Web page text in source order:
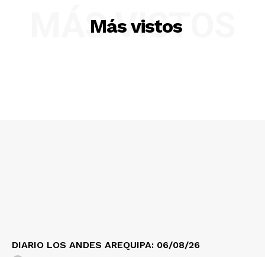
Más vistos
MÁS VISTOS
DIARIO LOS ANDES AREQUIPA: 06/08/26